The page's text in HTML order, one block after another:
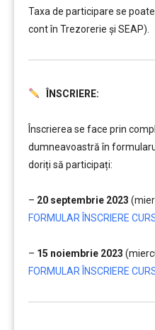
Taxa de participare se
cont în Trezorerie și SEAP).
ÎNSCRIERE:
Înscrierea se face prin
dumneavoastră în
doriți să participați:
– 20 septembrie 2023
FORMULAR ÎNSCRIERE
– 15 noiembrie 2023
FORMULAR ÎNSCRIERE